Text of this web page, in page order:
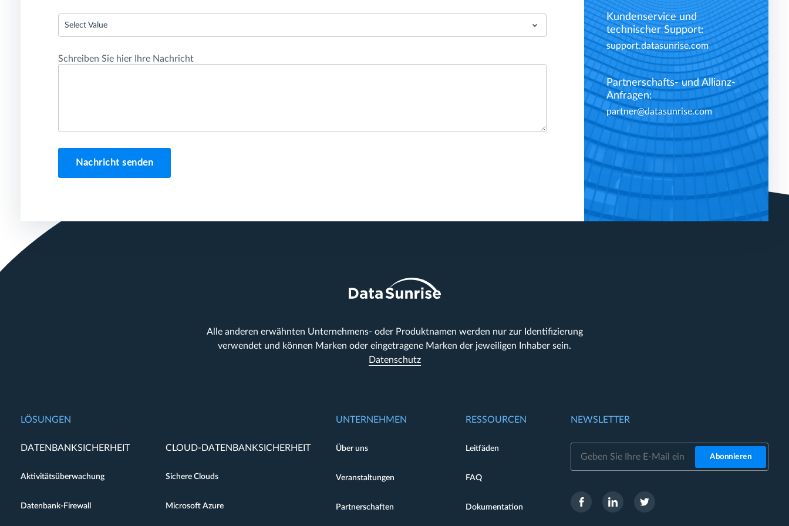
Select Value
Schreiben Sie hier Ihre Nachricht
Nachricht senden
Kundenservice und
technischer Support:
support.datasunrise.com
Partnerschafts- und Allianz-
Anfragen:
partner@datasunrise.com
Alle anderen erwähnten Unternehmens- oder Produktnamen werden nur zur Identifizierung
verwendet und können Marken oder eingetragene Marken der jeweiligen Inhaber sein.
Datenschutz
LÖSUNGEN
DATENBANKSICHERHEIT
Aktivitätsüberwachung
Datenbank-Firewall
CLOUD-DATENBANKSICHERHEIT
Sichere Clouds
Microsoft Azure
UNTERNEHMEN
Über uns
Veranstaltungen
Partnerschaften
RESSOURCEN
Leitfäden
FAQ
Dokumentation
NEWSLETTER
Abonnieren